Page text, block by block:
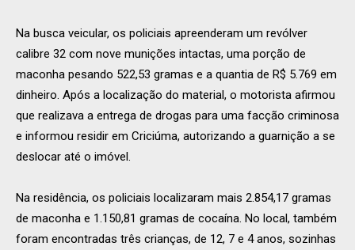
Na busca veicular, os policiais apreenderam um revólver
calibre 32 com nove munições intactas, uma porção de
maconha pesando 522,53 gramas e a quantia de R$ 5.769 em
dinheiro. Após a localização do material, o motorista afirmou
que realizava a entrega de drogas para uma facção criminosa
e informou residir em Criciúma, autorizando a guarnição a se
deslocar até o imóvel.
Na residência, os policiais localizaram mais 2.854,17 gramas
de maconha e 1.150,81 gramas de cocaína. No local, também
foram encontradas três crianças, de 12, 7 e 4 anos, sozinhas